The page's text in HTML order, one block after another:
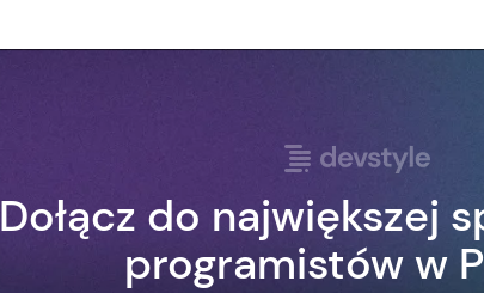
Dołącz do największej
programistów w